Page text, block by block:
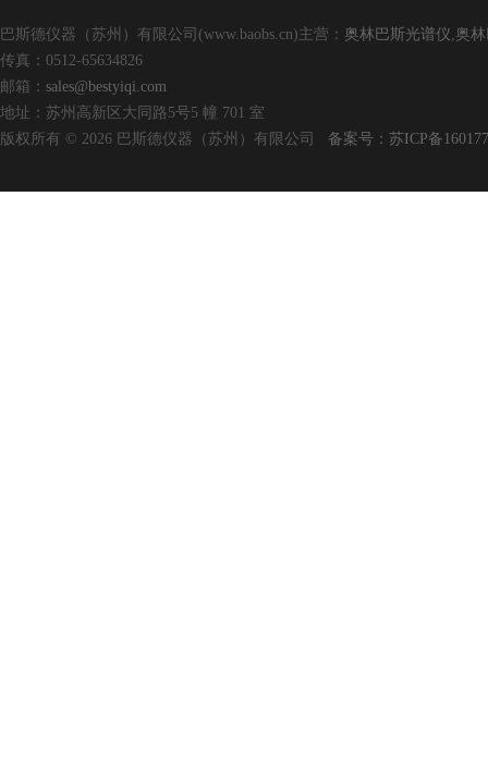
巴斯德仪器（苏州）有限公司(www.baobs.cn)主营： 奥林巴斯光谱仪,奥
传真：0512-65634826
邮箱： sales@bestyiqi.com
地址：苏州高新区大同路5号5 幢 701 室
版权所有 © 2026 巴斯德仪器（苏州）有限公司 备案号：苏ICP备